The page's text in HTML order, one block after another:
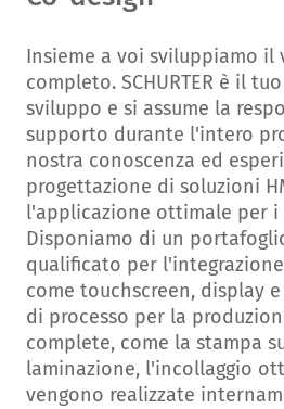
Insieme a voi sviluppiamo il
completo. SCHURTER è il
sviluppo e si assume la
supporto durante l'intero
nostra conoscenza ed
progettazione di soluzioni
l'applicazione ottimale per
Disponiamo di un
qualificato per
come touchscreen, display
di processo per la
complete, come la stampa
laminazione, l'incollaggio
vengono realizzate